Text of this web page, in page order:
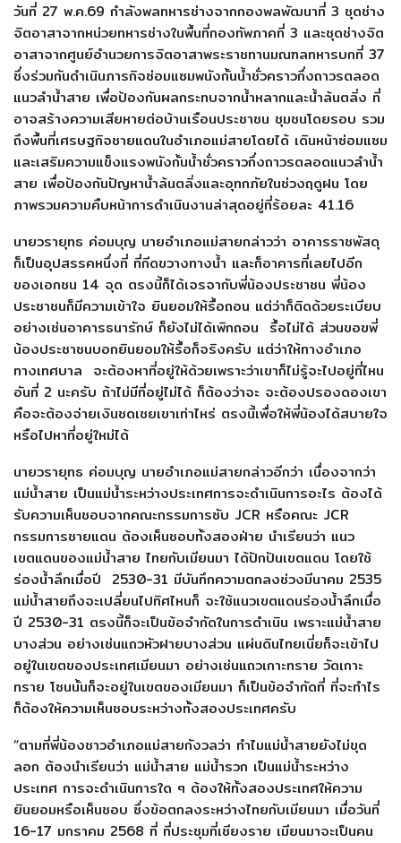
วันที่ 27 พ.ค.69 กำลังพลทหารช่างจากกองพลพัฒนาที่ 3 ชุดช่าง
จิตอาสาจากหน่วยทหารช่างในพื้นที่กองทัพภาคที่ 3 และชุดช่างจิต
อาสาจากศูนย์อำนวยการจิตอาสาพระราชทานมณฑลทหารบกที่ 37
ซึ่งร่วมกันดำเนินภารกิจซ่อมแซมพนังกั้นน้ำชั่วคราวกึ่งถาวรตลอด
แนวลำน้ำสาย เพื่อป้องกันผลกระทบจากน้ำหลากและน้ำล้นตลิ่ง ที่
อาจสร้างความเสียหายต่อบ้านเรือนประชาชน ชุมชนโดยรอบ รวม
ถึงพื้นที่เศรษฐกิจชายแดนในอำเภอแม่สายโดยได้ เดินหน้าซ่อมแซม
และเสริมความแข็งแรงพนังกั้นน้ำชั่วคราวกึ่งถาวรตลอดแนวลำน้ำ
สาย เพื่อป้องกันปัญหาน้ำล้นตลิ่งและอุทกภัยในช่วงฤดูฝน โดย
ภาพรวมความคืบหน้าการดำเนินงานล่าสุดอยู่ที่ร้อยละ 41.16
นายวรายุทธ ค่อมบุญ นายอำเภอแม่สายกล่าวว่า อาคารราชพัสดุ
ก็เป็นอุปสรรคหนึ่งที่ ที่กีดขวางทางน้ำ และก็อาคารที่เลยไปอีก
ของเอกชน 14 จุด ตรงนี้ก็ได้เจรจากับพี่น้องประชาชน พี่น้อง
ประชาชนก็มีความเข้าใจ ยินยอมให้รื้อถอน แต่ว่าก็ติดด้วยระเบียบ
อย่างเช่นอาคารธนารักษ์ ก็ยังไม่ได้เพิกถอน รื้อไม่ได้ ส่วนขอฃพี่
น้องประชาชนบอกยินยอมให้รื้อก็จริงครับ แต่ว่าให้ทางอำเภอ
ทางเทศบาล จะต้องหาที่อยู่ให้ด้วยเพราะว่าเขาก็ไม่รู้จะไปอยู่ที่ไหน
อันที่ 2 นะครับ ถ้าไม่มีที่อยู่ไม่ได้ ก็ต้องว่าจะ จะต้องปรองดองเขา
คือจะต้องจ่ายเงินชดเชยเขาเท่าไหร่ ตรงนี้เพื่อให้พี่น้องได้สบายใจ
หรือไปหาที่อยู่ใหม่ได้
นายวรายุทธ ค่อมบุญ นายอำเภอแม่สายกล่าวอีกว่า เนื่องจากว่า
แม่น้ำสาย เป็นแม่น้ำระหว่างประเทศการจะดำเนินการอะไร ต้องได้
รับความเห็นชอบจากคณะกรรมการซับ JCR หรือคณะ JCR
กรรมการชายแดน ต้องเห็นชอบทั้งสองฝ่าย นำเรียนว่า แนว
เขตแดนของแม่น้ำสาย ไทยกับเมียนมา ได้ปักปันเขตแดน โดยใช้
ร่องน้ำลึกเมื่อปี 2530-31 มีบันทึกความตกลงช่วงมีนาคม 2535
แม่น้ำสายถึงจะเปลี่ยนไปทิศไหนก็ จะใช้แนวเขตแดนร่องน้ำลึกเมื่อ
ปี 2530-31 ตรงนี้ก็จะเป็นข้อจำกัดในการดำเนิน เพราะแม่น้ำสาย
บางส่วน อย่างเช่นแถวหัวฝายบางส่วน แผ่นดินไทยเนี่ยก็จะเข้าไป
อยู่ในเขตของประเทศเมียนมา อย่างเช่นแถวเกาะทราย วัดเกาะ
ทราย โซนนั้นก็จะอยู่ในเขตของเมียนมา ก็เป็นข้อจำกัดที่ ที่จะทำไร
ก็ต้องให้ความเห็นชอบระหว่างทั้งสองประเทศครับ
“ตามที่พี่น้องชาวอำเภอแม่สายกังวลว่า ทำไมแม่น้ำสายยังไม่ขุด
ลอก ต้องนำเรียนว่า แม่น้ำสาย แม่น้ำรวก เป็นแม่น้ำระหว่าง
ประเทศ การจะดำเนินการใด ๆ ต้องให้ทั้งสองประเทศให้ความ
ยินยอมหรือเห็นชอบ ซึ่งข้อตกลงระหว่างไทยกับเมียนมา เมื่อวันที่
16-17 มกราคม 2568 ที่ ที่ประชุมที่เชียงราย เมียนมาจะเป็นคน